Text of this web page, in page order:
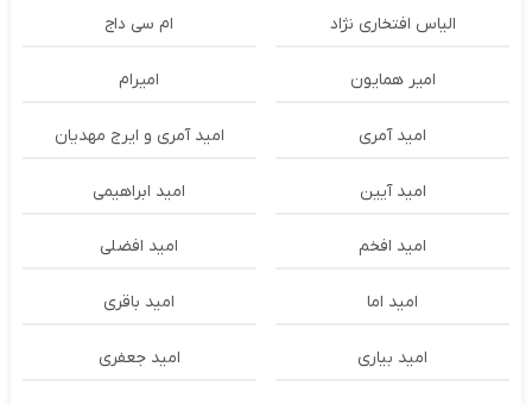
الیاس افتخاری نژاد ام سی داج
امير همايون اميرام
امید آمری امید آمری و ایرج مهدیان
امید آیین امید ابراهیمی
امید افخم امید افضلی
امید اما امید باقری
امید بیاری امید جعفری